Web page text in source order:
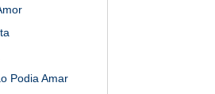
Podia Amar